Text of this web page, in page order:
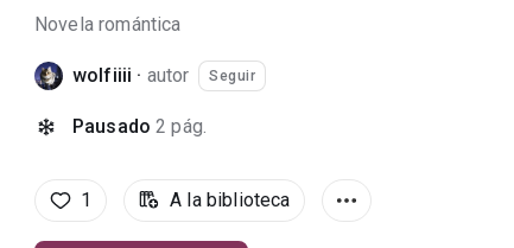
Novela romántica
wolfiiii · autor Seguir
Pausado 2 pág.
1 A la biblioteca